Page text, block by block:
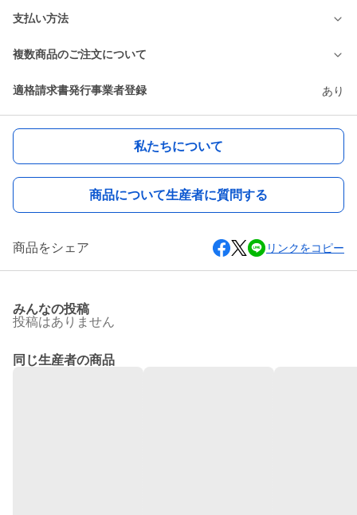
支払い方法
複数商品のご注文について
適格請求書発行事業者登録 あり
私たちについて
商品について生産者に質問する
商品をシェア リンクをコピー
みんなの投稿
投稿はありません
同じ生産者の商品